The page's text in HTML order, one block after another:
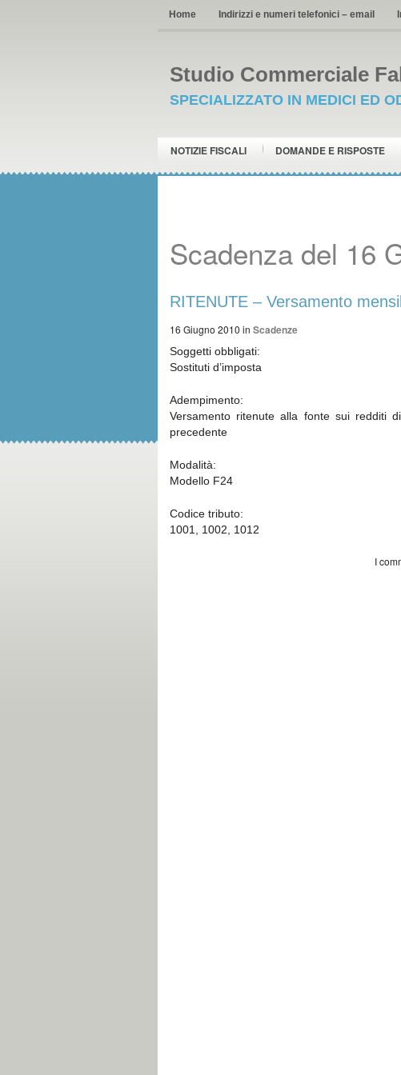
Home Indirizzi e numeri telefonici – email
Studio Commerciale
SPECIALIZZATO IN MEDICI ED
NOTIZIE FISCALI DOMANDE E RISPOSTE
Scadenza del 16
RITENUTE – Versamento
16 Giugno 2010 in Scadenze
Soggetti obbligati:
Sostituti d’imposta
Adempimento:
Versamento ritenute alla fonte sui redditi
precedente
Modalità:
Modello F24
Codice tributo:
1001, 1002, 1012
I